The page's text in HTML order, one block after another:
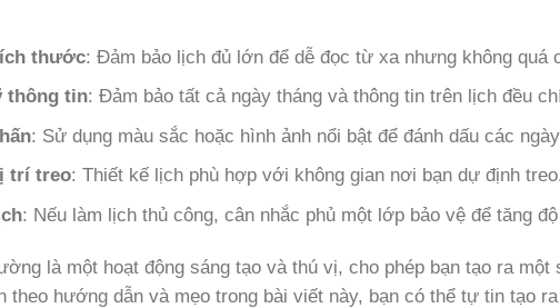
thước: Đảm bảo lịch đủ lớn để dễ đọc từ xa nhưng không quá
thông tin: Đảm bảo tất cả ngày tháng và thông tin trên lịch đều
: Sử dụng màu sắc hoặc hình ảnh nổi bật để đánh dấu các
trí treo: Thiết kế lịch phù hợp với không gian nơi bạn dự định
: Nếu làm lịch thủ công, cân nhắc phủ một lớp bảo vệ để tăng
là một hoạt động sáng tạo và thú vị, cho phép bạn tạo ra một
theo hướng dẫn và mẹo trong bài viết này, bạn có thể tự tin tạo